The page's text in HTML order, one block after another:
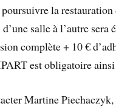
la
salle à l’autre sera
complète + 10 €
est obligatoire
Martine